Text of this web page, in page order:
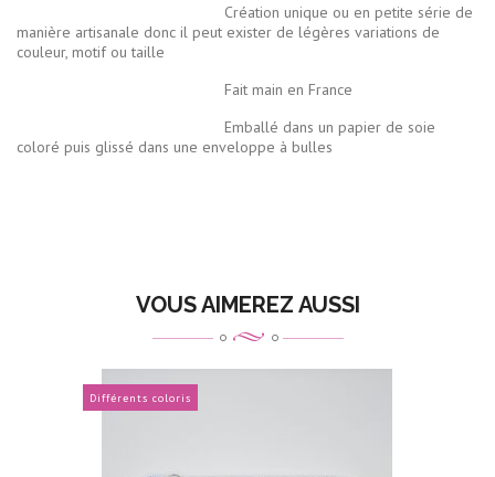
Création unique ou en petite série de
manière artisanale donc il peut exister de légères variations de
couleur, motif ou taille
Fait main en France
Emballé dans un papier de soie
coloré puis glissé dans une enveloppe à bulles
VOUS AIMEREZ AUSSI
Différents coloris